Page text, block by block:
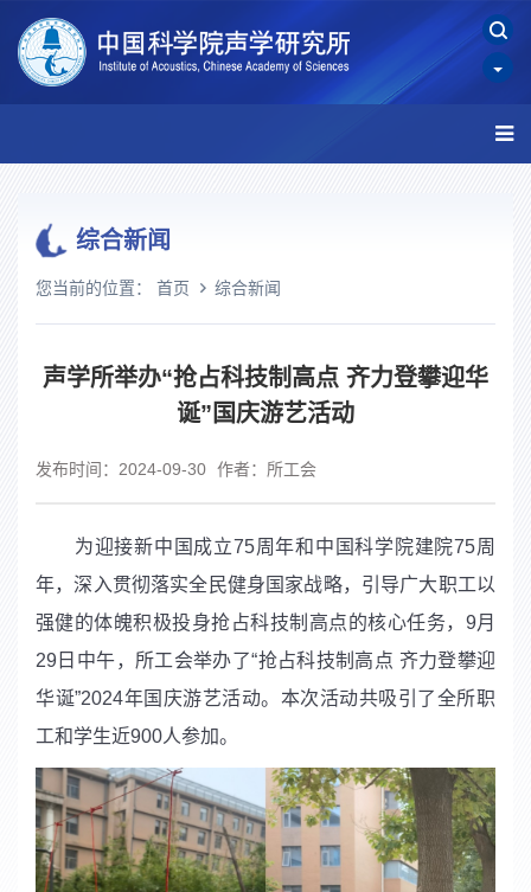
综合新闻
您当前的位置： 首页 综合新闻
声学所举办“抢占科技制高点 齐力登攀迎华
诞”国庆游艺活动
发布时间：2024-09-30 作者：所工会
为迎接新中国成立75周年和中国科学院建院75周
年，深入贯彻落实全民健身国家战略，引导广大职工以
强健的体魄积极投身抢占科技制高点的核心任务， 9月
29 日中午，所工会举办了“抢占科技制高点 齐力登攀迎
华诞”2024年国庆游艺活动。本次活动共吸引了全所职
工和学生近900人参加。